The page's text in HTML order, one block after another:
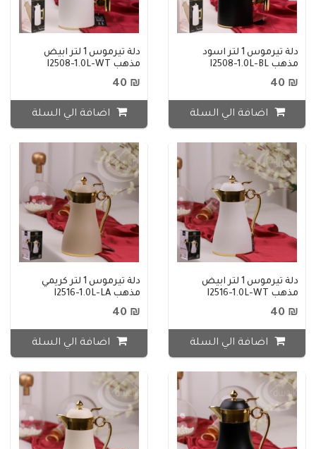
دلة تيرموس 1 لتر اسود
مذهب I2508-1.0L-BL
₪ 40
اضافة الي السلة
دلة تيرموس 1 لتر ابيض
مذهب I2508-1.0L-WT
₪ 40
اضافة الي السلة
دلة تيرموس 1 لتر ابيض
مذهب I2516-1.0L-WT
₪ 40
اضافة الي السلة
دلة تيرموس 1 لتر كريمي
مذهب I2516-1.0L-LA
₪ 40
اضافة الي السلة